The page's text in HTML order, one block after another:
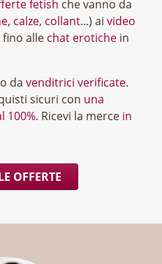
fetish che vanno da
, calze, collant...) ai video
alle chat erotiche in
da venditrici verificate.
sicuri con una
100%. Ricevi la merce in
OFFERTE